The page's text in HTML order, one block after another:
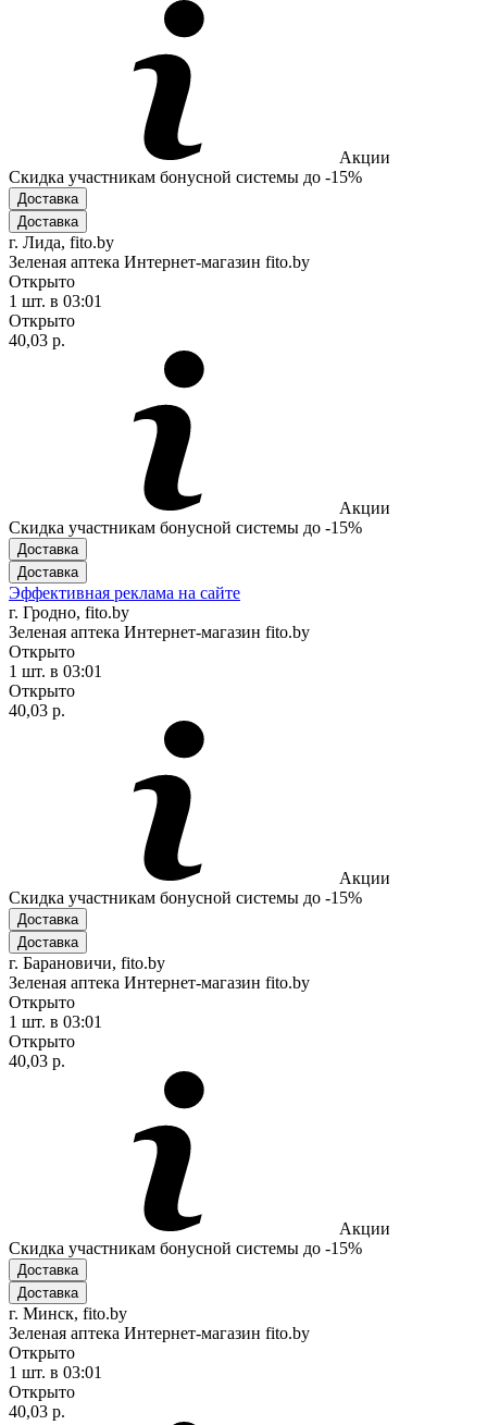
Акции
Скидка участникам бонусной системы до -15%
Доставка
Доставка
г. Лида, fito.by
Зеленая аптека Интернет-магазин fito.by
Открыто
1 шт. в 03:01
Открыто
40,03 р.
Акции
Скидка участникам бонусной системы до -15%
Доставка
Доставка
Эффективная реклама на сайте
г. Гродно, fito.by
Зеленая аптека Интернет-магазин fito.by
Открыто
1 шт. в 03:01
Открыто
40,03 р.
Акции
Скидка участникам бонусной системы до -15%
Доставка
Доставка
г. Барановичи, fito.by
Зеленая аптека Интернет-магазин fito.by
Открыто
1 шт. в 03:01
Открыто
40,03 р.
Акции
Скидка участникам бонусной системы до -15%
Доставка
Доставка
г. Минск, fito.by
Зеленая аптека Интернет-магазин fito.by
Открыто
1 шт. в 03:01
Открыто
40,03 р.